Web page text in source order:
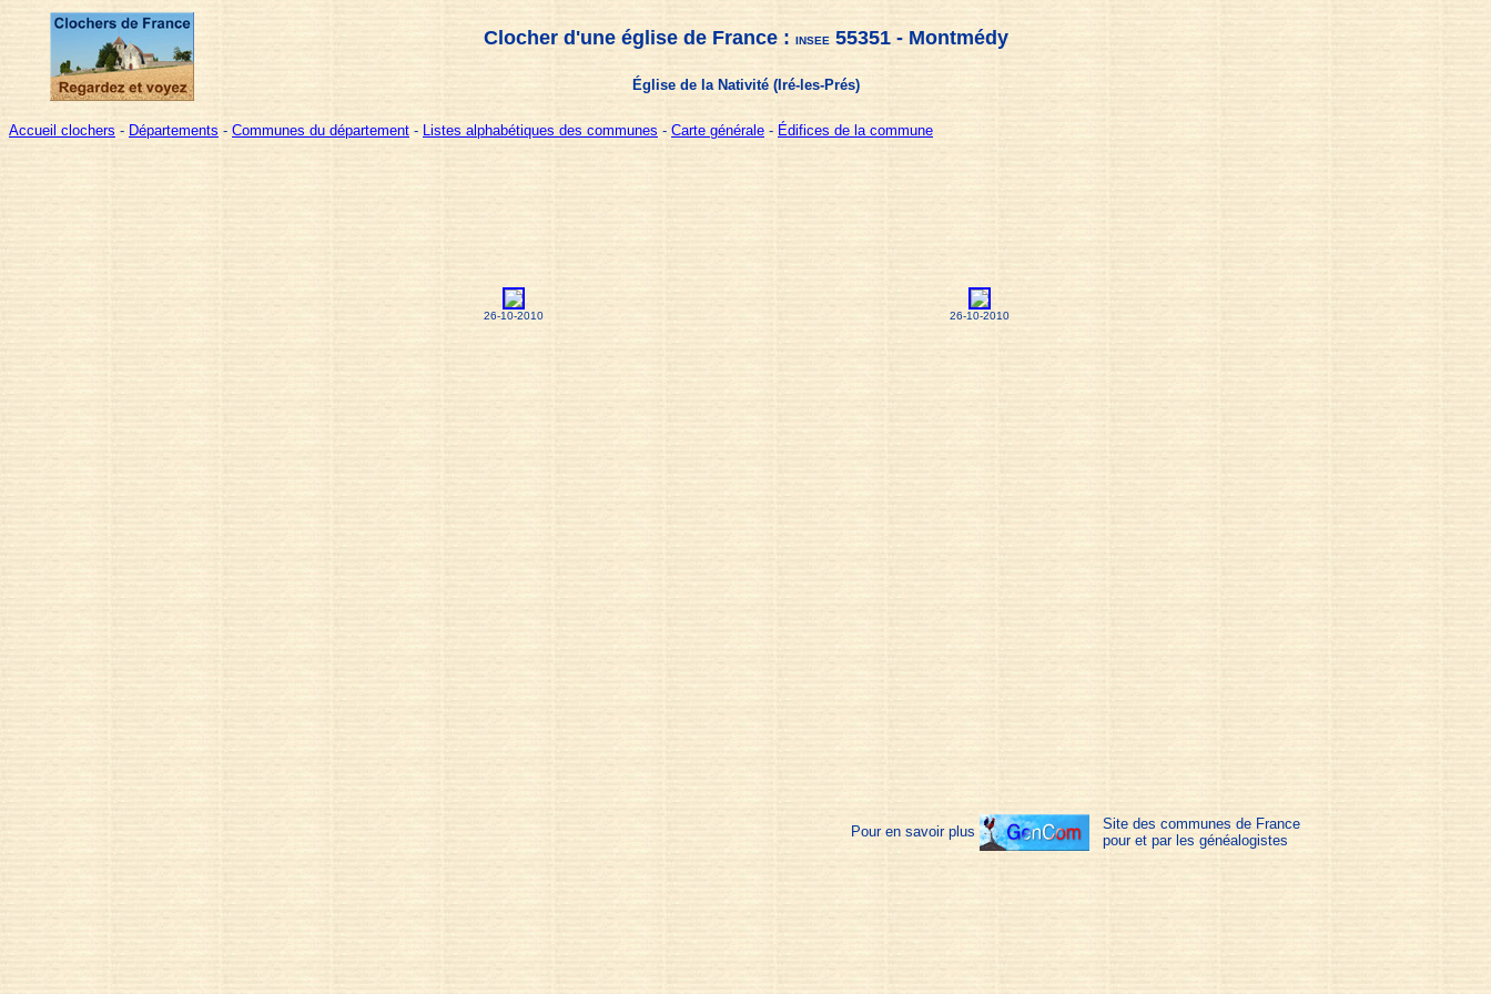
Clocher d'une église de France : INSEE 55351 - Montmédy
Église de la Nativité (Iré-les-Prés)
Accueil clochers - Départements - Communes du département - Listes alphabétiques des communes - Carte générale - Édifices de la commune
26-10-2010 26-10-2010
Pour en savoir plus
Site des communes de France
pour et par les généalogistes